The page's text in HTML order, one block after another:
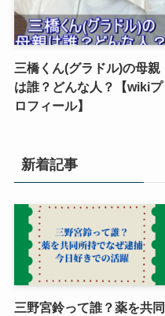
三橋くん(グラドル)の母親
は誰？どんな人？【wikiプ
ロフィール】
新着記事
三野宮鈴って誰？薬を共同